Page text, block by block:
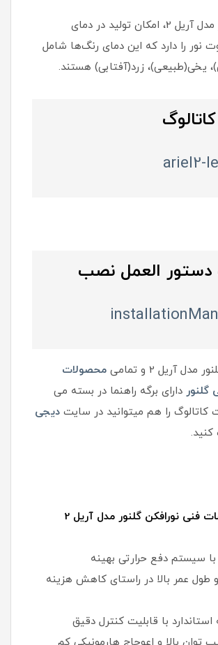
پروژکتور گلنور مدل آریل 2، امکان تولید در دمای
نور را دارد که این دمای رنگ‌ها شامل
یخی(طبیعی)، زرد(آفتابی) هستند.
ariel2-
دستور العمل نصب
محصولات
گلنور دارای برگه راهنما در بسته می
کاتالوگ را هم میتوانید در سایت دیجی
فنی نورافکن گلنور مدل آریل 2
با سیستم دفع حرارتی بهینه
و طول عمر بالا در راستای کاهش هزینه
با قابلیت کنترل دقیق